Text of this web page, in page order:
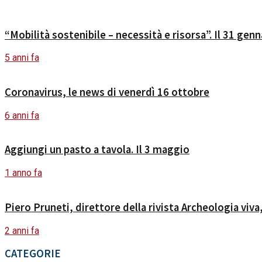
“Mobilità sostenibile – necessità e risorsa”. Il 31
5 anni fa
Coronavirus, le news di venerdì 16 ottobre
6 anni fa
Aggiungi un pasto a tavola. Il 3 maggio
1 anno fa
Piero Pruneti, direttore della rivista Archeologia
2 anni fa
CATEGORIE